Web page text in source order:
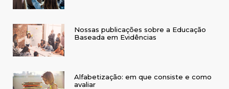
Nossas publicações sobre a Educação
Baseada em Evidências
Alfabetização: em que consiste e como
avaliar